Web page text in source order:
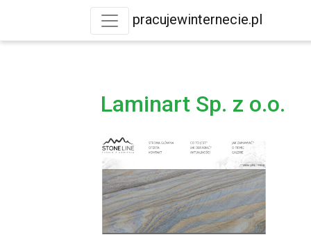
pracujewinternecie.pl
Laminart Sp. z o.o.